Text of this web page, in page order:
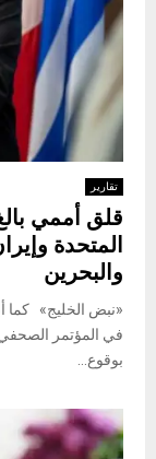
تقارير
قلق أممي
المتحدة
والبحرين
«نبض الخليج» كما
في المؤتمر الصحفي
بوقوع...